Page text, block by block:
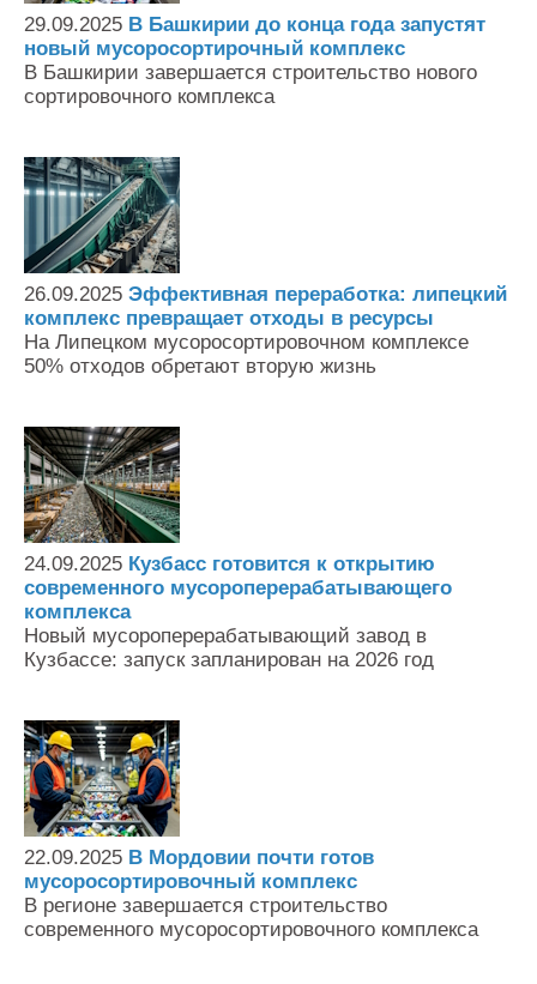
29.09.2025 В Башкирии до конца года запустят
новый мусоросортирочный комплекс
В Башкирии завершается строительство нового
сортировочного комплекса
26.09.2025 Эффективная переработка: липецкий
комплекс превращает отходы в ресурсы
На Липецком мусоросортировочном комплексе
50% отходов обретают вторую жизнь
24.09.2025 Кузбасс готовится к открытию
современного мусороперерабатывающего
комплекса
Новый мусороперерабатывающий завод в
Кузбассе: запуск запланирован на 2026 год
22.09.2025 В Мордовии почти готов
мусоросортировочный комплекс
В регионе завершается строительство
современного мусоросортировочного комплекса